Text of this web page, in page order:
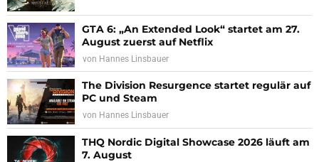
GTA 6: „An Extended Look“ startet am 27.
August zuerst auf Netflix
von Hannes Linsbauer
The Division Resurgence startet regulär auf
PC und Steam
von Hannes Linsbauer
THQ Nordic Digital Showcase 2026 läuft am
7. August